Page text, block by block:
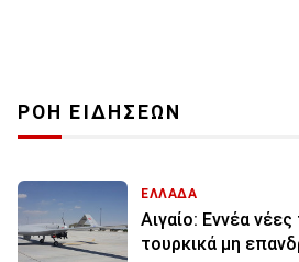
ΡΟΗ ΕΙΔΗΣΕΩΝ
ΕΛΛΑΔΑ
Αιγαίο: Εννέα
τουρκικά μη